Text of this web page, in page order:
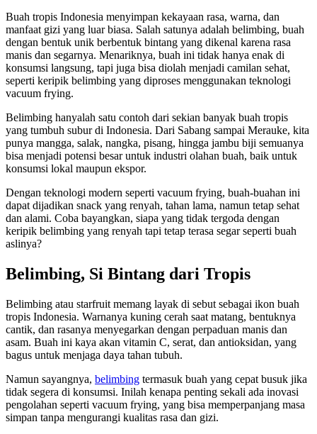
Buah tropis Indonesia menyimpan kekayaan rasa, warna, dan
manfaat gizi yang luar biasa. Salah satunya adalah belimbing, buah
dengan bentuk unik berbentuk bintang yang dikenal karena rasa
manis dan segarnya. Menariknya, buah ini tidak hanya enak di
konsumsi langsung, tapi juga bisa diolah menjadi camilan sehat,
seperti keripik belimbing yang diproses menggunakan teknologi
vacuum frying.
Belimbing hanyalah satu contoh dari sekian banyak buah tropis
yang tumbuh subur di Indonesia. Dari Sabang sampai Merauke, kita
punya mangga, salak, nangka, pisang, hingga jambu biji semuanya
bisa menjadi potensi besar untuk industri olahan buah, baik untuk
konsumsi lokal maupun ekspor.
Dengan teknologi modern seperti vacuum frying, buah-buahan ini
dapat dijadikan snack yang renyah, tahan lama, namun tetap sehat
dan alami. Coba bayangkan, siapa yang tidak tergoda dengan
keripik belimbing yang renyah tapi tetap terasa segar seperti buah
aslinya?
Belimbing, Si Bintang dari Tropis
Belimbing atau starfruit memang layak di sebut sebagai ikon buah
tropis Indonesia. Warnanya kuning cerah saat matang, bentuknya
cantik, dan rasanya menyegarkan dengan perpaduan manis dan
asam. Buah ini kaya akan vitamin C, serat, dan antioksidan, yang
bagus untuk menjaga daya tahan tubuh.
Namun sayangnya, belimbing termasuk buah yang cepat busuk jika
tidak segera di konsumsi. Inilah kenapa penting sekali ada inovasi
pengolahan seperti vacuum frying, yang bisa memperpanjang masa
simpan tanpa mengurangi kualitas rasa dan gizi.